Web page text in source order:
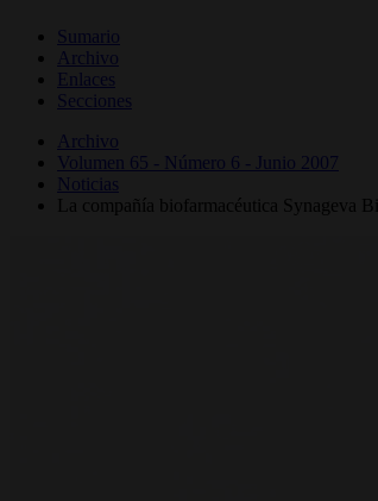
Sumario
Archivo
Enlaces
Secciones
Archivo
Volumen 65 - Número 6 - Junio 2007
Noticias
La compañía biofarmacéutica Synageva